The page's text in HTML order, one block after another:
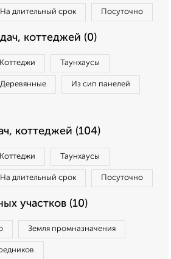
На длительный срок Посуточно
коттеджей (0)
Коттеджи Таунхаусы
Деревянные Из сип панелей
коттеджей (104)
Коттеджи Таунхаусы
На длительный срок Посуточно
участков (10)
Земля промназначения